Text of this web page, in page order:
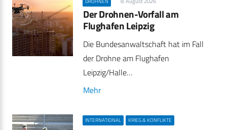
Der Drohnen-Vorfall am
Flughafen Leipzig
Die Bundesanwaltschaft hat im Fall
der Drohne am Flughafen
Leipzig/Halle…
Mehr
INTERNATIONAL KRIEG & KONFLIKTE